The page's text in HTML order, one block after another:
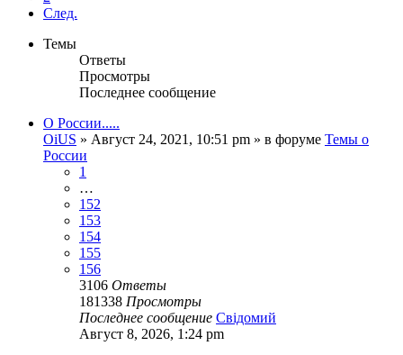
След.
Темы
Ответы
Просмотры
Последнее сообщение
О России.....
OiUS » Август 24, 2021, 10:51 pm » в форуме Темы о
России
1
…
152
153
154
155
156
3106 Ответы
181338 Просмотры
Последнее сообщение Свідомий
Август 8, 2026, 1:24 pm